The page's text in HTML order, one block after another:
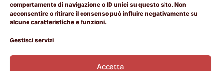
comportamento di navigazione o ID unici su questo sito. Non
acconsentire o ritirare il consenso può influire negativamente su
alcune caratteristiche e funzioni.
Gestisci servizi
Accetta
L
I
Per i
candidati
lavoro
Per le